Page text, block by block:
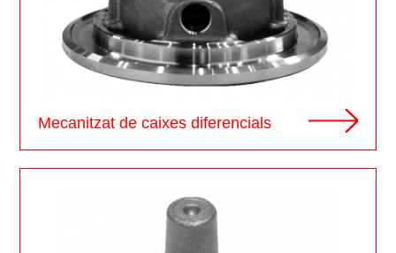
Mecanitzat de caixes diferencials